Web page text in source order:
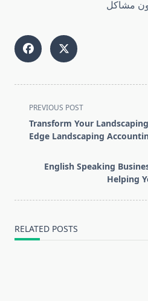
<span
class="nav-
subtitle
reader-
PREVIOUS POST
Transform Your
Edge Landscaping
English Speaking
Helping
RELATED POSTS